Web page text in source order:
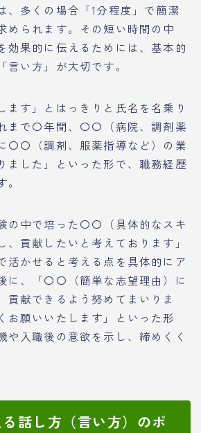
、多くの場合「1分程度」で簡潔
められます。その短い時間の中
効果的に伝えるためには、基本的
言い方」が大切です。
ます」とはっきりと氏名を名乗り
まで〇年間、〇〇（病院、調剤薬
〇〇（調剤、服薬指導など）の業
ました」といった形で、職務経歴
の中で培った〇〇（具体的なスキ
、貢献したいと考えております」
活かせると考える点を具体的にア
に、「〇〇（簡単な志望理由）に
貢献できるよう努めてまいりま
お願いいたします」といった形
や入職後の意欲を示し、締めくく
話し方（言い方）のポ